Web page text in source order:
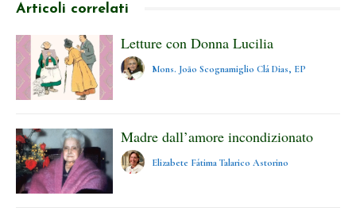
Articoli correlati
Letture con Donna Lucilia
Mons. João Scognamiglio Clá Dias, EP
Madre dall’amore incondizionato
Elizabete Fátima Talarico Astorino